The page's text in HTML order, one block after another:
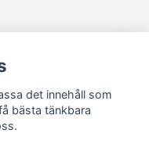
det innehåll som
bästa tänkbara